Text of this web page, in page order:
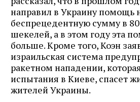
направил в Украину помощь
беспрецедентную сумму в
шекелей, а в этом году эта
больше. Кроме того, Коэн
израильская система
ракетном нападении,
испытания в Киеве, спасет
жителей Украины.